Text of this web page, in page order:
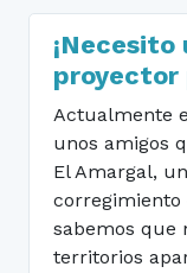
proyector
Actualmente
unos amigos
El Amargal,
corregimiento
sabemos que
territorios